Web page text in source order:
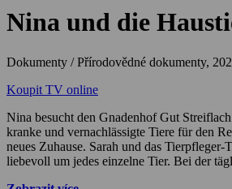
Nina und die
Dokumenty / Přírodovědné dokumenty,
Koupit TV online
Nina besucht den Gnadenhof Gut
kranke und vernachlässigte Tiere für den
neues Zuhause. Sarah und das Tierpfleger-
liebevoll um jedes einzelne Tier. Bei der